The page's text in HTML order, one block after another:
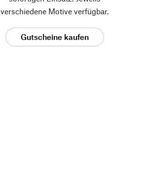
verschiedene Motive verfügbar.
Gutscheine kaufen